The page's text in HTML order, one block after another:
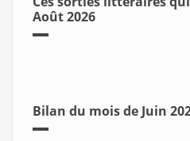
Août 2026
Bilan du mois de Juin